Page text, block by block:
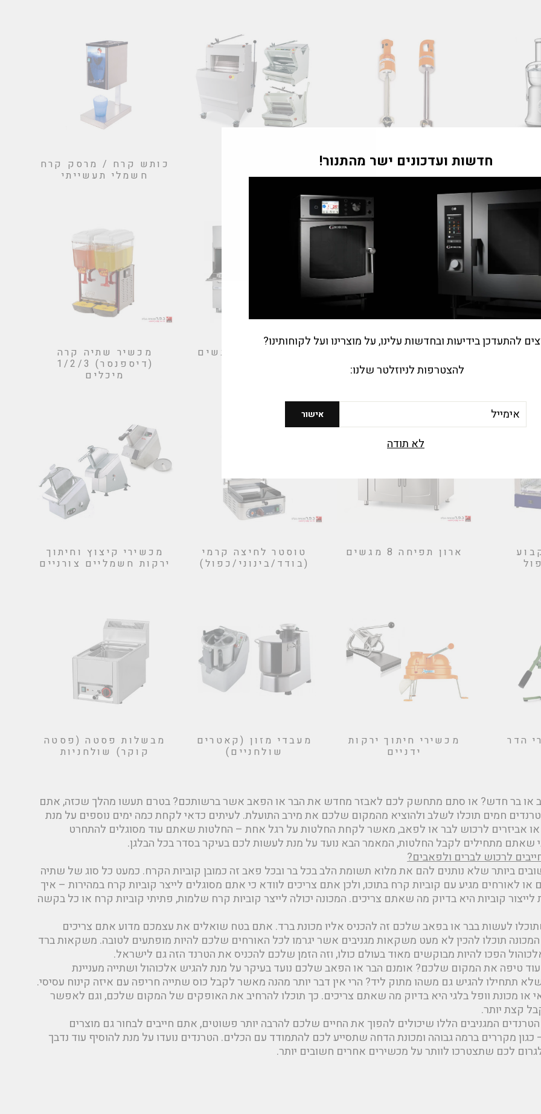
מוטות ריסוק (רמבו) כותש קרח / מרסק קרח
חשמלי תעשייתי
קוביות מדיחי סירים ומגשים מכשיר שתיה קרה
(דיספנסר) 1/2/3
מיכלים
ארון תפיחה 8 מגשים טוסטר לחיצה קרמי
(בודד/בינוני/כפול)
מכשירי קיצוץ וחיתוך
ירקות חשמליים צורניים
הדר מכשירי חיתוך ירקות
ידניים
מעבדי מזון (קאטרים
שולחניים)
מבשלות פסטה (פסטה
קוקר) שולחניות
או בר חדש? או סתם מתחשק לכם לאבזר מחדש את הבר או הפאב אשרברשותכם? בטרם תעשו מהלך שכזה, אתם
חמים תוכלו לשלב ולהוציא מהמקום שלכם את מירב התועלת. לעיתים כדאי לקחת כמה ימים נוספים על מנת
או אביזרים לרכוש לבר או לפאב, מאשר לקחת החלטות על רגל אחת – החלטות שאתם עוד מסוגלים להתחרט
שאתם מתחילים לקבל החלטות, המאמר הבא נועד על מנת לעשות לכם בעיקר בסדר בכל הבלגן.
לרכוש לברים ולפאבים?
ביותר שלא נותנים להם את מלוא תשומת הלב בכל בר ובכל פאב זה כמובן קוביות הקרח. כמעט כל סוג של שתיה
לאורחים מגיע עם קוביות קרח בתוכו, ולכן אתם צריכים לוודא כי אתם מסוגלים לייצר קוביות קרח במהירות – איך
לייצור קוביות היא בדיוק מה שאתם צריכים. המכונה יכולה לייצר קוביות קרח שלמות, פתיתי קוביות קרח או כל בקשה
שתוכלו לעשות בבר או בפאב שלכם זה להכניס אליו מכונת ברד. אתם בטח שואלים את עצמכם מדוע אתם צריכים
תוכלו להכין לא מעט משקאות מגניבים אשר יגרמו לכל האורחים שלכם להיות מופתעים לטובה. משקאות ברד
הפכו להיות מבוקשים מאוד בעולם כולו, וזה הזמן שלכם להכניס את הטרנד הזה גם לישראל.
טיפה את המקום שלכם? אומנם הבר או הפאב שלכם נועד בעיקר על מנת להגיש אלכוהול ושתייה מעניינת
תתחילו להגיש גם משהו מתוק ליד? הרי אין דבר יותר מהנה מאשר לקבל כוס שתייה חריפה עם איזה קינוח עסיסי.
או מכונת וופל בלגי היא בדיוק מה שאתם צריכים. כך תוכלו להרחיב את האופקים של המקום שלכם, וגם לאפשר
קצת יותר.
המגניבים הללו שיכולים להפוך את החיים שלכם להרבה יותר פשוטים, אתם חייבים לבחור גם מוצרים
כגון מקררים ברמה גבוהה ומכונת הדחה שתסייע לכם להתמודד עם הכלים. הטרנדים נועדו על מנת להוסיף עוד נדבך
לכם שתצטרכו לוותר על מכשירים אחרים חשובים יותר.
חדשות ועדכונים ישר מהתנור!
להתעדכן בידיעות ובחדשות עלינו, על מוצרינו ועל לקוחותינו?
להצטרפות לניוזלטר שלנו:
אישור
לא תודה